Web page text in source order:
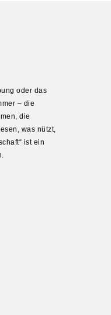
oder das
– die
die
was nützt,
ist ein